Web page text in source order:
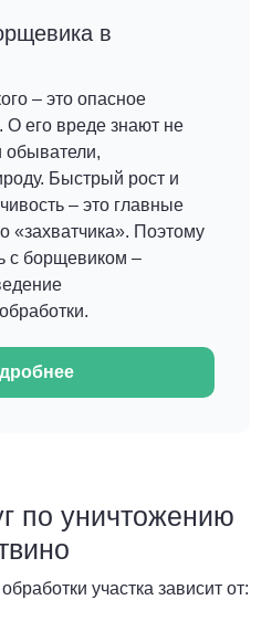
в
– это опасное
О его вреде знают не
обыватели,
Быстрый рост и
– это главные
«захватчика». Поэтому
с борщевиком –
по уничтожению
участка зависит от: